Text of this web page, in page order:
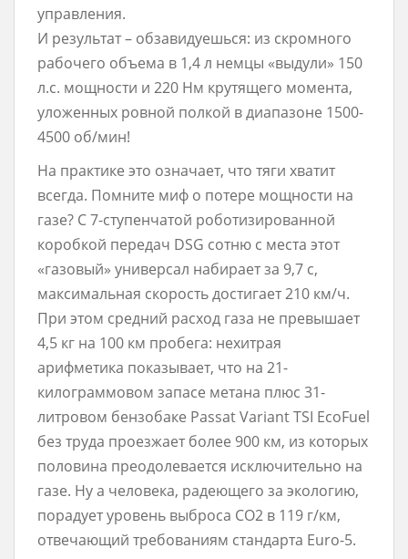
управления.
И результат – обзавидуешься: из скромного
рабочего объема в 1,4 л немцы «выдули» 150
л.с. мощности и 220 Нм крутящего момента,
уложенных ровной полкой в диапазоне 1500-
4500 об/мин!
На практике это означает, что тяги хватит
всегда. Помните миф о потере мощности на
газе? С 7-ступенчатой роботизированной
коробкой передач DSG сотню с места этот
«газовый» универсал набирает за 9,7 с,
максимальная скорость достигает 210 км/ч.
При этом средний расход газа не превышает
4,5 кг на 100 км пробега: нехитрая
арифметика показывает, что на 21-
килограммовом запасе метана плюс 31-
литровом бензобаке Passat Variant TSI EcoFuel
без труда проезжает более 900 км, из которых
половина преодолевается исключительно на
газе. Ну а человека, радеющего за экологию,
порадует уровень выброса CO2 в 119 г/км,
отвечающий требованиям стандарта Euro-5.